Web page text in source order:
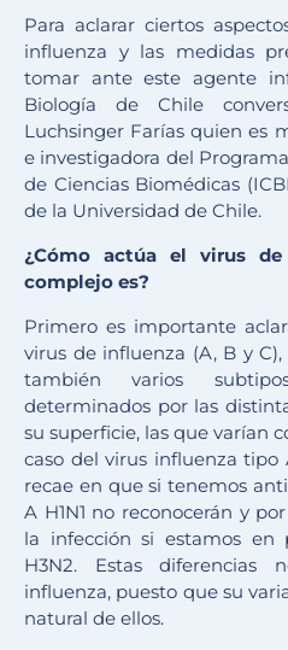
Para aclarar ciertos
influenza y las medidas
tomar ante este agente
Biología de Chile
Luchsinger Farías quien es
e investigadora del
de Ciencias Biomédicas
de la Universidad de Chile.
¿Cómo actúa el virus de
complejo es?
Primero es importante
virus de influenza (A, B y
también varios
determinados por las
su superficie, las que varían
caso del virus influenza
recae en que si tenemos
A H1N1 no reconocerán y
la infección si estamos en
H3N2. Estas
influenza, puesto que su
natural de ellos.